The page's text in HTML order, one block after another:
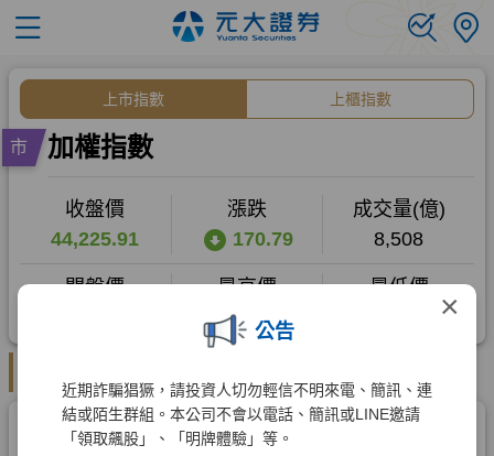
×
公告
近期詐騙猖獗，請投資人切勿輕信不明來電、簡訊、連
結或陌生群組。本公司不會以電話、簡訊或LINE邀請
「領取飆股」、「明牌體驗」等。